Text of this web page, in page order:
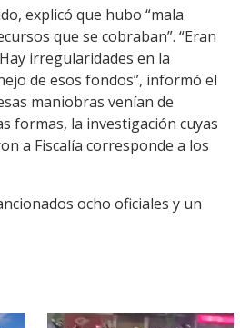
explicó que hubo “mala
que se cobraban”. “Eran
irregularidades en la
de esos fondos”, informó el
maniobras venían de
formas, la investigación cuyas
a Fiscalía corresponde a los
ocho oficiales y un